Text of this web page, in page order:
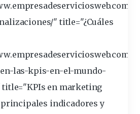
" title="¿Cuáles
las-kpis-en-el-mundo-
en marketing
principales indicadores y